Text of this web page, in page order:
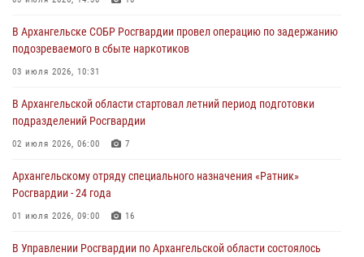
В Архангельске СОБР Росгвардии провел операцию по задержанию
подозреваемого в сбыте наркотиков
03 июля 2026, 10:31
В Архангельской области стартовал летний период подготовки
подразделений Росгвардии
02 июля 2026, 06:00 7
Архангельскому отряду специального назначения «Ратник»
Росгвардии - 24 года
01 июля 2026, 09:00 16
В Управлении Росгвардии по Архангельской области состоялось